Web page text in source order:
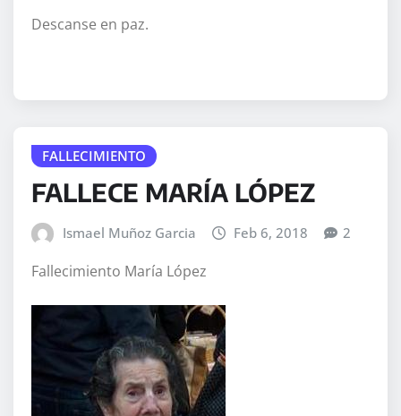
Descanse en paz.
FALLECIMIENTO
FALLECE MARÍA LÓPEZ
Ismael Muñoz Garcia Feb 6, 2018 2
Fallecimiento María López